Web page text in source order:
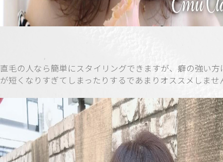
直毛の人なら簡単にスタイリングできますが、癖の強い方
が短くなりすぎてしまったりするであまりオススメしませ